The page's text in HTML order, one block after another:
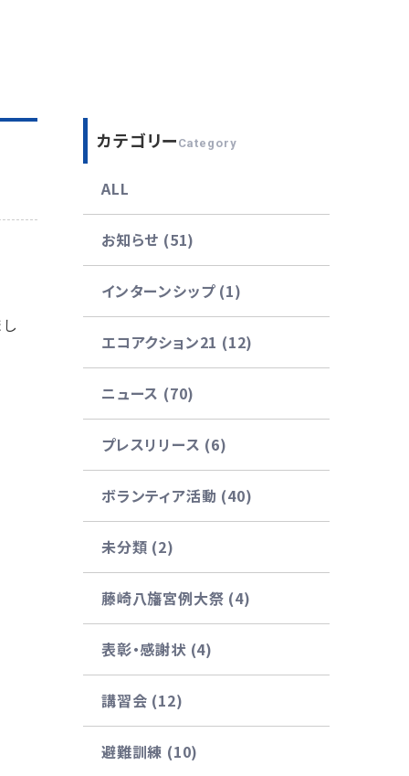
カテゴリー Category
ALL
お知らせ (51)
インターンシップ (1)
エコアクション21 (12)
ニュース (70)
プレスリリース (6)
ボランティア活動 (40)
未分類 (2)
藤崎八旛宮例大祭 (4)
表彰・感謝状 (4)
講習会 (12)
避難訓練 (10)